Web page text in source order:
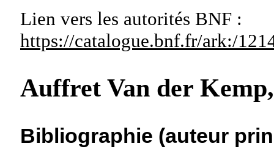
Lien vers les autorités BNF :
https://catalogue.bnf.fr/ark:/
Auffret Van der
Bibliographie (auteur